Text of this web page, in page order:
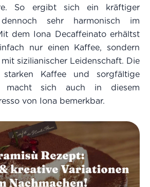
So ergibt sich ein kräftiger
sehr harmonisch im
dem Iona Decaffeinato erhältst
nur einen Kaffee, sondern
sizilianischer Leidenschaft. Die
starken Kaffee und sorgfältige
macht sich auch in diesem
von Iona bemerkbar.